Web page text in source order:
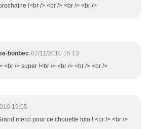
!<br /> <br /> <br /> <br />
bonbec 02/11/2010 15:13
<br /> super !<br /> <br /> <br /> <br />
19:05
merci pour ce chouette tuto ! <br /> <br />